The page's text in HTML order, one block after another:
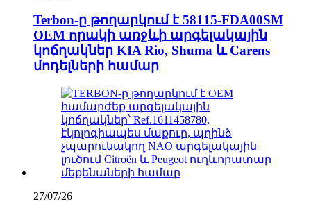
Terbon-ը թողարկում է 58115-FDA00SM
OEM որակի առջևի արգելակային
կոճղակներ KIA Rio, Shuma և Carens
մոդելների համար
27/07/26